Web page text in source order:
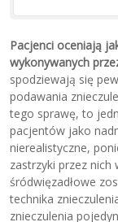
Pacjenci oceniają
wykonywanych
spodziewają się
podawania
tego sprawę, to
pacjentów jako
nierealistyczne,
zastrzyki przez nich
śródwięzadłowe
technika
znieczulenia